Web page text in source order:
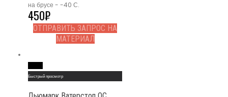
на брусе - -40 С.
450₽
ОТПРАВИТЬ ЗАПРОС НА
МАТЕРИАЛ
Быстрый просмотр